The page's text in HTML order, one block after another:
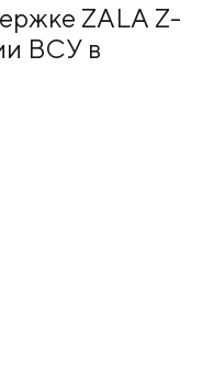
ZALA Z-
ВСУ в